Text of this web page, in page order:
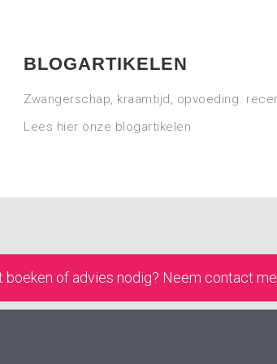
BLOGARTIKELEN
Zwangerschap, kraamtijd, opvoeding.
Lees hier onze blogartikelen
boeken of advies nodig? Neem contact